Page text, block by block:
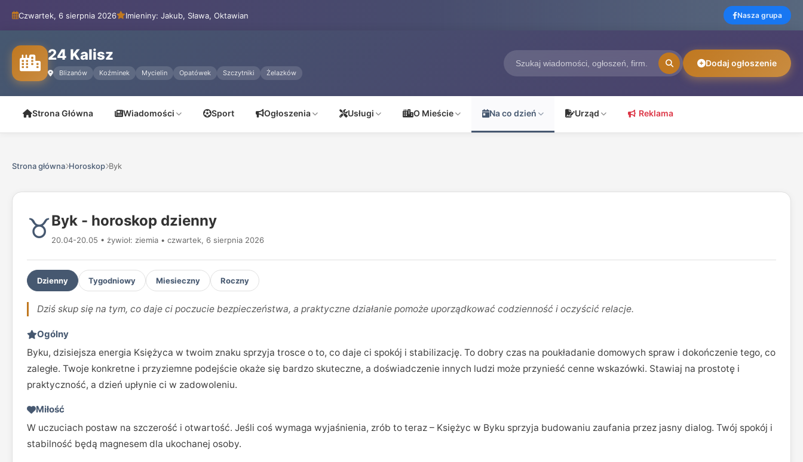
Czwartek, 6 sierpnia 2026 Imieniny: Jakub, Sława, Oktawian Nasza grupa
24 Kalisz
Blizanów Koźminek Mycielin Opatówek Szczytniki Żelazków
Dodaj ogłoszenie
Strona Główna Wiadomości Sport Ogłoszenia Usługi O Mieście Na co dzień Urząd Reklama
Strona główna Horoskop Byk
♉Byk - horoskop dzienny
20.04-20.05 • żywioł: ziemia • czwartek, 6 sierpnia 2026
Dzienny Tygodniowy Miesieczny Roczny
Dziś skup się na tym, co daje ci poczucie bezpieczeństwa, a praktyczne działanie pomoże uporządkować codzienność i oczyścić relacje.
Ogólny
Byku, dzisiejsza energia Księżyca w twoim znaku sprzyja trosce o to, co daje ci spokój i stabilizację. To dobry czas na poukładanie domowych spraw i dokończenie tego, co
zaległe. Twoje konkretne i przyziemne podejście okaże się bardzo skuteczne, a doświadczenie innych ludzi może przynieść cenne wskazówki. Stawiaj na prostotę i
praktyczność, a dzień upłynie ci w zadowoleniu.
Miłość
W uczuciach postaw na szczerość i otwartość. Jeśli coś wymaga wyjaśnienia, zrób to teraz – Księżyc w Byku sprzyja budowaniu zaufania przez jasny dialog. Twój spokój i
stabilność będą magnesem dla ukochanej osoby.